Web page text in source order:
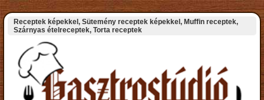
Receptek képekkel, Sütemény receptek képekkel, Muffin receptek,
Szárnyas ételreceptek, Torta receptek